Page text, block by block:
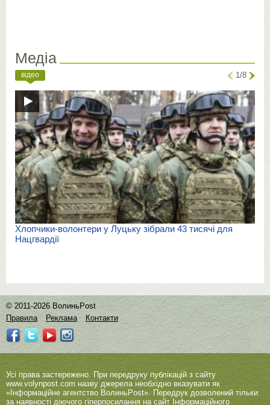
Медіа
відео 1/8
Хлопчики-волонтери у Луцьку зібрали 43 тисячі для
Нацгвардії
© 2011-2026 ВолиньPost
Правила
Реклама Контакти
Усі права застережено. При передруку публікацій з сайту
www.volynpost.com назву джерела необхідно вказувати як
«Інформаційне агентство ВолиньPost». Передрук дозволений тільки
за наявності діючого гіперпосилання на сайт Інформаційного